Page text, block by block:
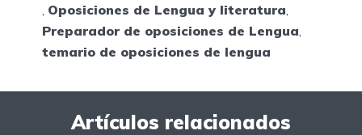
Oposiciones de Lengua y literatura
Preparador de oposiciones de Lengua
temario de oposiciones de lengua
Artículos relacionados